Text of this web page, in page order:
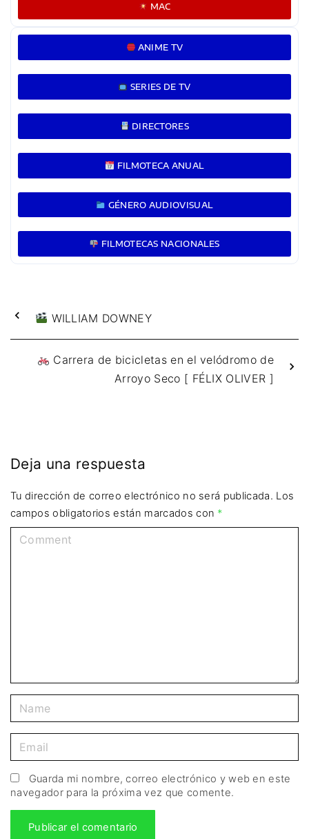
MAC
ANIME TV
SERIES DE TV
DIRECTORES
FILMOTECA ANUAL
GÉNERO AUDIOVISUAL
FILMOTECAS NACIONALES
WILLIAM DOWNEY
Carrera de bicicletas en el velódromo de
Arroyo Seco [ FÉLIX OLIVER ]
Deja una respuesta
Tu dirección de correo electrónico no será publicada. Los
campos obligatorios están marcados con *
Guarda mi nombre, correo electrónico y web en este
navegador para la próxima vez que comente.